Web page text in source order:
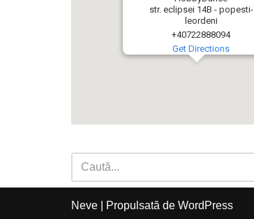
str. eclipsei 14B - popesti-
leordeni
+40722888094
Get Directions
Neve | Propulsată de WordPress